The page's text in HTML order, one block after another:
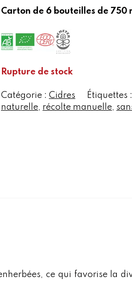
Carton de 6 bouteilles de 750
Rupture de stock
Catégorie : Cidres Étiquettes :
naturelle, récolte manuelle,
ce qui favorise la